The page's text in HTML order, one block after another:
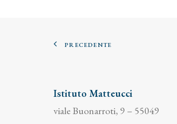
PRECEDENTE
Istituto Matteucci
viale Buonarroti, 9 – 55049